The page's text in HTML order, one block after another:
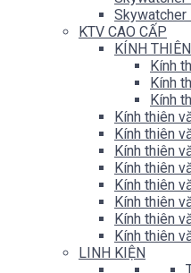
Skywatcher
KTV CAO CẤP
KÍNH
Kính
Kính
Kính
Kính thiên
Kính thiên
Kính thiên
Kính thiên
Kính thiên
Kính thiên
Kính thiên
Kính thiên
LINH KIỆN